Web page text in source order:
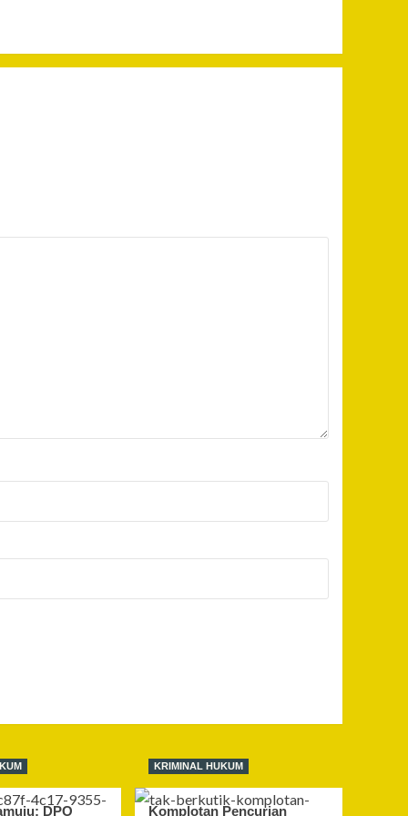
DPO
KRIMINAL HUKUM
Komplotan Pencurian